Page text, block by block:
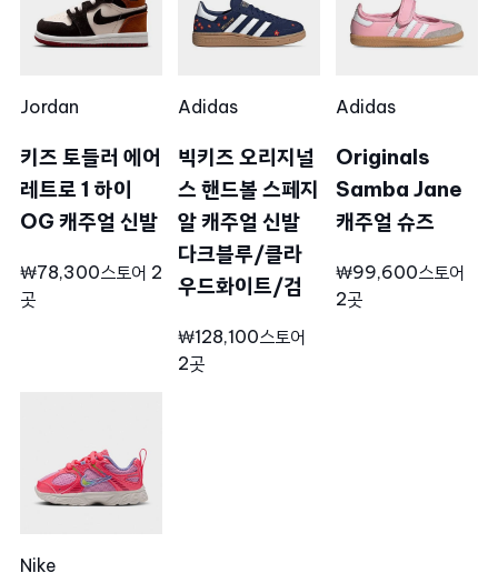
Jordan
키즈 토들러 에어
레트로 1 하이
OG 캐주얼 신발
₩78,300스토어 2
곳
Adidas
빅키즈 오리지널
스 핸드볼 스페지
알 캐주얼 신발
다크블루/클라
우드화이트/검
₩128,100스토어
2곳
Adidas
Originals
Samba Jane
캐주얼 슈즈
₩99,600스토어
2곳
Nike